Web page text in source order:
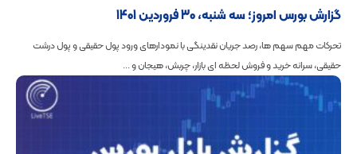
گزارش بورس امروز؛ سه شنبه، 30 فروردین 1401
تحرکات مهم سهم ها، رصد جریان نقدینگی با نمودارهای ورود پول حقیقی و پول درشت
حقیقی، سرانه خرید و فروش لحظه ای بازار، چربش، هیجان و ...